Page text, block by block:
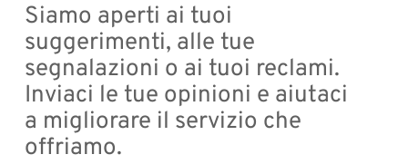
Siamo aperti ai tuoi
suggerimenti, alle tue
segnalazioni o ai tuoi reclami.
Inviaci le tue opinioni e aiutaci
a migliorare il servizio che
offriamo.